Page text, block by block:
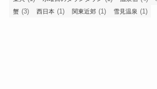
蟹 (3) 西日本 (1) 関東近郊 (1) 雪見温泉 (1)